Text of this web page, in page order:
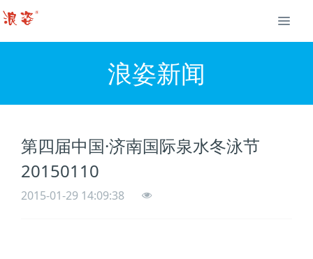
浪姿新闻
第四届中国·济南国际泉水冬泳节
20150110
2015-01-29 14:09:38